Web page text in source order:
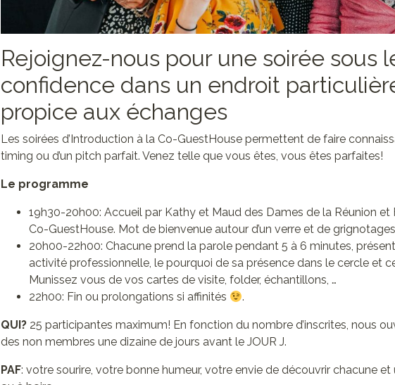
Rejoignez-nous pour une soirée sous
confidence dans un endroit
propice aux échanges
Les soirées d’Introduction à la Co-GuestHouse permettent de faire
timing ou d’un pitch parfait. Venez telle que vous êtes, vous êtes parfaites!
Le programme
19h30-20h00: Accueil par Kathy et Maud des Dames de la Réunion et
Co-GuestHouse. Mot de bienvenue autour d’un verre et de
20h00-22h00: Chacune prend la parole pendant 5 à 6 minutes,
activité professionnelle, le pourquoi de sa présence dans le cercle et
Munissez vous de vos cartes de visite, folder, échantillons, …
22h00: Fin ou prolongations si affinités
.
QUI? 25 participantes maximum! En fonction du nombre d’inscrites, nous
des non membres une dizaine de jours avant le JOUR J.
PAF: votre sourire, votre bonne humeur, votre envie de découvrir chacune